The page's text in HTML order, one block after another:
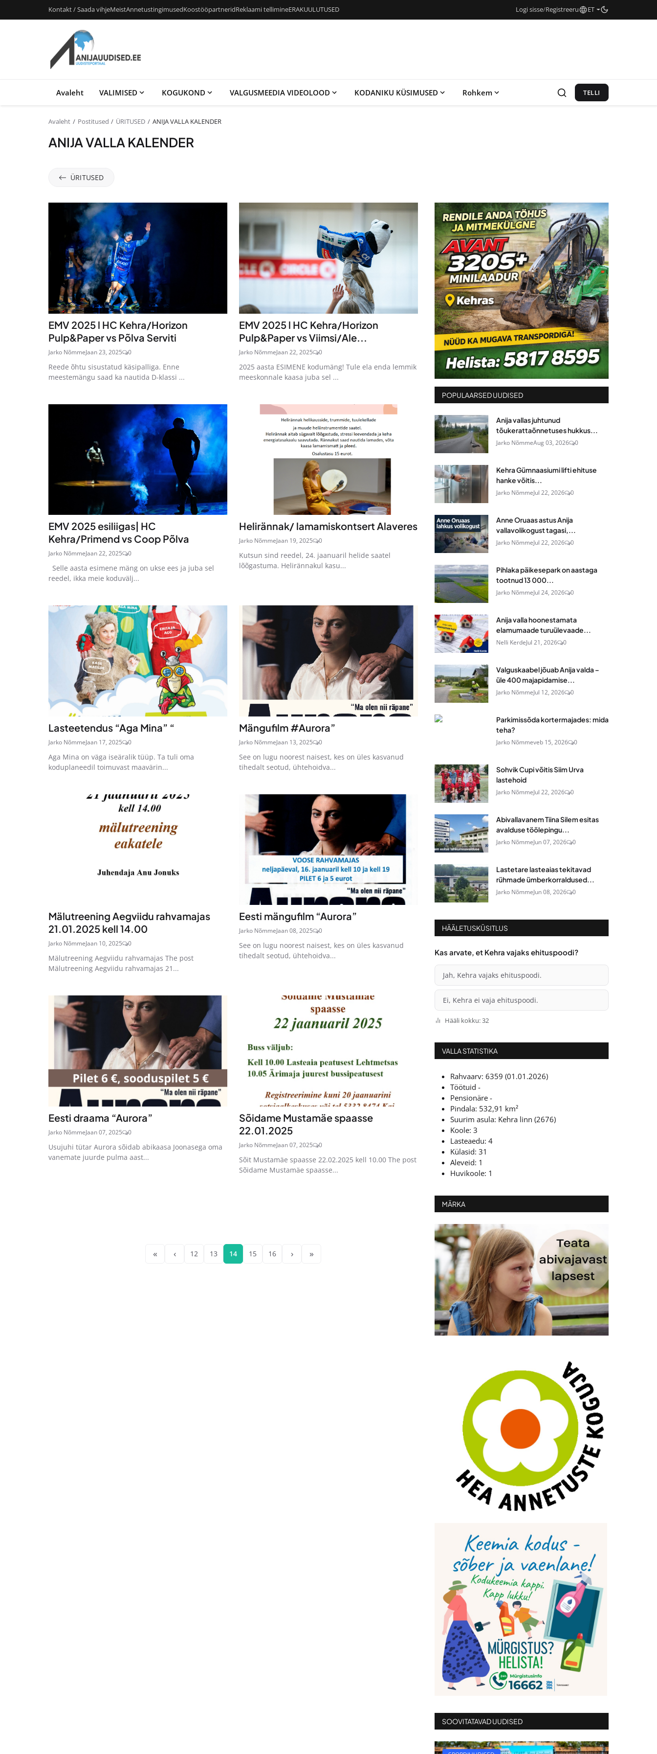
Kontakt / Saada vihjeMeistAnnetustingimusedKoostööpartneridReklaami tellimineERAKUULUTUSED Logi sisse/Registreeru ET
Avaleht VALIMISED KOGUKOND VALGUSMEEDIA VIDEOLOOD KODANIKU KÜSIMUSED Rohkem TELLI
Avaleht Postitused ÜRITUSED ANIJA VALLA KALENDER
ANIJA VALLA KALENDER
ÜRITUSED
EMV 2025 l HC Kehra/Horizon
Pulp&Paper vs Põlva Serviti
Jarko NõmmeJaan 23, 2025 0
Reede õhtu sisustatud käsipalliga. Enne
meestemängu saad ka nautida D-klassi ...
EMV 2025 l HC Kehra/Horizon
Pulp&Paper vs Viimsi/Ale...
Jarko NõmmeJaan 22, 2025 0
2025 aasta ESIMENE kodumäng! Tule ela enda lemmik
meeskonnale kaasa juba sel ...
EMV 2025 esiliigas| HC
Kehra/Primend vs Coop Põlva
Jarko NõmmeJaan 22, 2025 0
Selle aasta esimene mäng on ukse ees ja juba sel
reedel, ikka meie koduvälj...
Helirännak/ lamamiskontsert Alaveres
Jarko NõmmeJaan 19, 2025 0
Kutsun sind reedel, 24. jaanuaril helide saatel
lõõgastuma. Helirännakul kasu...
Lasteetendus “Aga Mina” “
Jarko NõmmeJaan 17, 2025 0
Aga Mina on väga iseäralik tüüp. Ta tuli oma
koduplaneedil toimuvast maavärin...
Mängufilm #Aurora”
Jarko NõmmeJaan 13, 2025 0
See on lugu noorest naisest, kes on üles kasvanud
tihedalt seotud, ühtehoidva...
Mälutreening Aegviidu rahvamajas
21.01.2025 kell 14.00
Jarko NõmmeJaan 10, 2025 0
Mälutreening Aegviidu rahvamajas The post
Mälutreening Aegviidu rahvamajas 21...
Eesti mängufilm “Aurora”
Jarko NõmmeJaan 08, 2025 0
See on lugu noorest naisest, kes on üles kasvanud
tihedalt seotud, ühtehoidva...
Eesti draama “Aurora”
Jarko NõmmeJaan 07, 2025 0
Usujuhi tütar Aurora sõidab abikaasa Joonasega oma
vanemate juurde pulma aast...
Sõidame Mustamäe spaasse
22.01.2025
Jarko NõmmeJaan 07, 2025 0
Sõit Mustamäe spaasse 22.02.2025 kell 10.00 The post
Sõidame Mustamäe spaasse...
« ‹ 12 13 14 15 16 › »
POPULAARSED UUDISED
Anija vallas juhtunud
tõukerattaõnnetuses hukkus...
Jarko NõmmeAug 03, 2026 0
Kehra Gümnaasiumi lifti ehituse
hanke võitis...
Jarko NõmmeJul 22, 2026 0
Anne Oruaas astus Anija
vallavolikogust tagasi,...
Jarko NõmmeJul 22, 2026 0
Pihlaka päikesepark on aastaga
tootnud 13 000...
Jarko NõmmeJul 24, 2026 0
Anija valla hoonestamata
elamumaade turuülevaade...
Nelli KerdeJul 21, 2026 0
Valguskaabel jõuab Anija valda –
üle 400 majapidamise...
Jarko NõmmeJul 12, 2026 0
Parkimissõda kortermajades: mida
teha?
Jarko Nõmmeveb 15, 2026 0
Sohvik Cupi võitis Siim Urva
lastehoid
Jarko NõmmeJul 22, 2026 0
Abivallavanem Tiina Silem esitas
avalduse töölepingu...
Jarko NõmmeJun 07, 2026 0
Lastetare lasteaias tekitavad
rühmade ümberkorraldused...
Jarko NõmmeJun 08, 2026 0
HÄÄLETUSKÜSITLUS
Kas arvate, et Kehra vajaks ehituspoodi?
Jah, Kehra vajaks ehituspoodi.
Ei, Kehra ei vaja ehituspoodi.
Hääli kokku: 32
VALLA STATISTIKA
Rahvaarv: 6359 (01.01.2026)
Töötuid -
Pensionäre -
Pindala: 532,91 km²
Suurim asula: Kehra linn (2676)
Koole: 3
Lasteaedu: 4
Külasid: 31
Aleveid: 1
Huvikoole: 1
MÄRKA
SOOVITATAVAD UUDISED